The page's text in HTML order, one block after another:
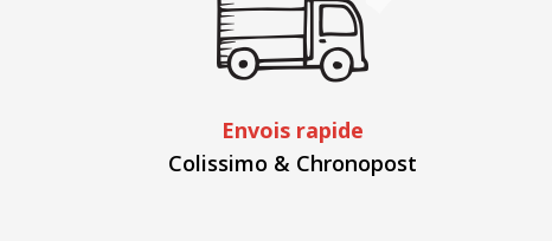
Envois rapide
Colissimo & Chronopost